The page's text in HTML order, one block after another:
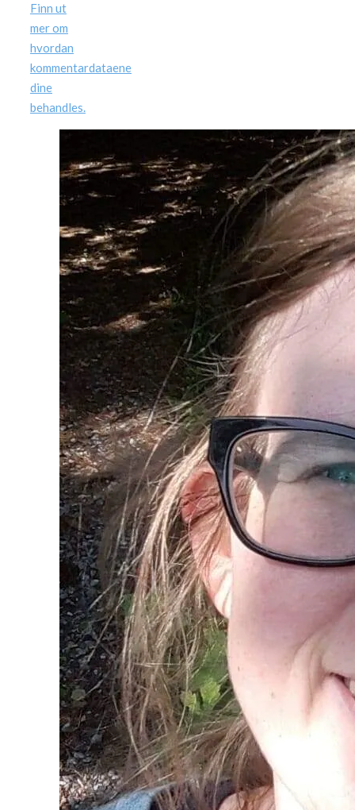
Finn ut
mer om
hvordan
kommentardataene
dine
behandles.